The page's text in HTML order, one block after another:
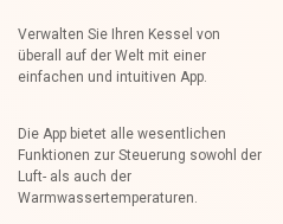
Verwalten Sie Ihren Kessel von
überall auf der Welt mit einer
einfachen und intuitiven App.
Die App bietet alle wesentlichen
Funktionen zur Steuerung sowohl der
Luft- als auch der
Warmwassertemperaturen.